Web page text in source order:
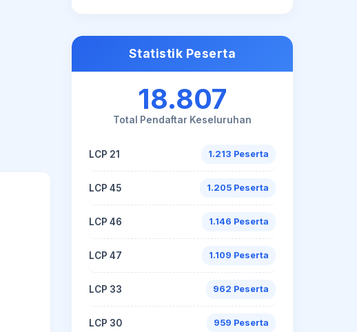
Statistik Peserta
18.807
Total Pendaftar Keseluruhan
LCP 21 1.213 Peserta
LCP 45 1.205 Peserta
LCP 46 1.146 Peserta
LCP 47 1.109 Peserta
LCP 33 962 Peserta
LCP 30 959 Peserta